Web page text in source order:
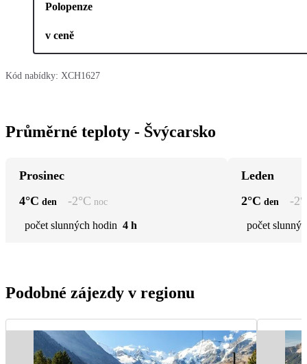
Polopenze
v ceně
Kód nabídky: XCH1627
Průměrné teploty - Švýcarsko
Prosinec
4°C den -2°C noc
počet slunných hodin 4 h
Leden
2°C den -2
počet
Podobné zájezdy v regionu